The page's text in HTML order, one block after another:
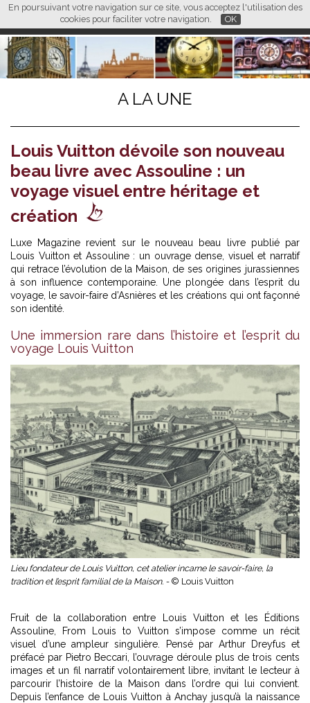
En poursuivant votre navigation sur ce site, vous acceptez l'utilisation des
cookies pour faciliter votre navigation.
OK
FR EN CN
L M
A LA UNE
Louis Vuitton dévoile son nouveau
beau livre avec Assouline : un
voyage visuel entre héritage et
création
Luxe Magazine revient sur le nouveau beau livre publié par
Louis Vuitton et Assouline : un ouvrage dense, visuel et narratif
qui retrace l’évolution de la Maison, de ses origines jurassiennes
à son influence contemporaine. Une plongée dans l’esprit du
voyage, le savoir-faire d’Asnières et les créations qui ont façonné
son identité.
Une immersion rare dans l’histoire et l’esprit du
voyage Louis Vuitton
Lieu fondateur de Louis Vuitton, cet atelier incarne le savoir-faire, la
tradition et l’esprit familial de la Maison. - © Louis Vuitton
Fruit de la collaboration entre Louis Vuitton et les Éditions
Assouline, From Louis to Vuitton s’impose comme un récit
visuel d’une ampleur singulière. Pensé par Arthur Dreyfus et
préfacé par Pietro Beccari, l’ouvrage déroule plus de trois cents
images et un fil narratif volontairement libre, invitant le lecteur à
parcourir l’histoire de la Maison dans l’ordre qui lui convient.
Depuis l’enfance de
Louis Vuitton à Anchay jusqu’à la naissance